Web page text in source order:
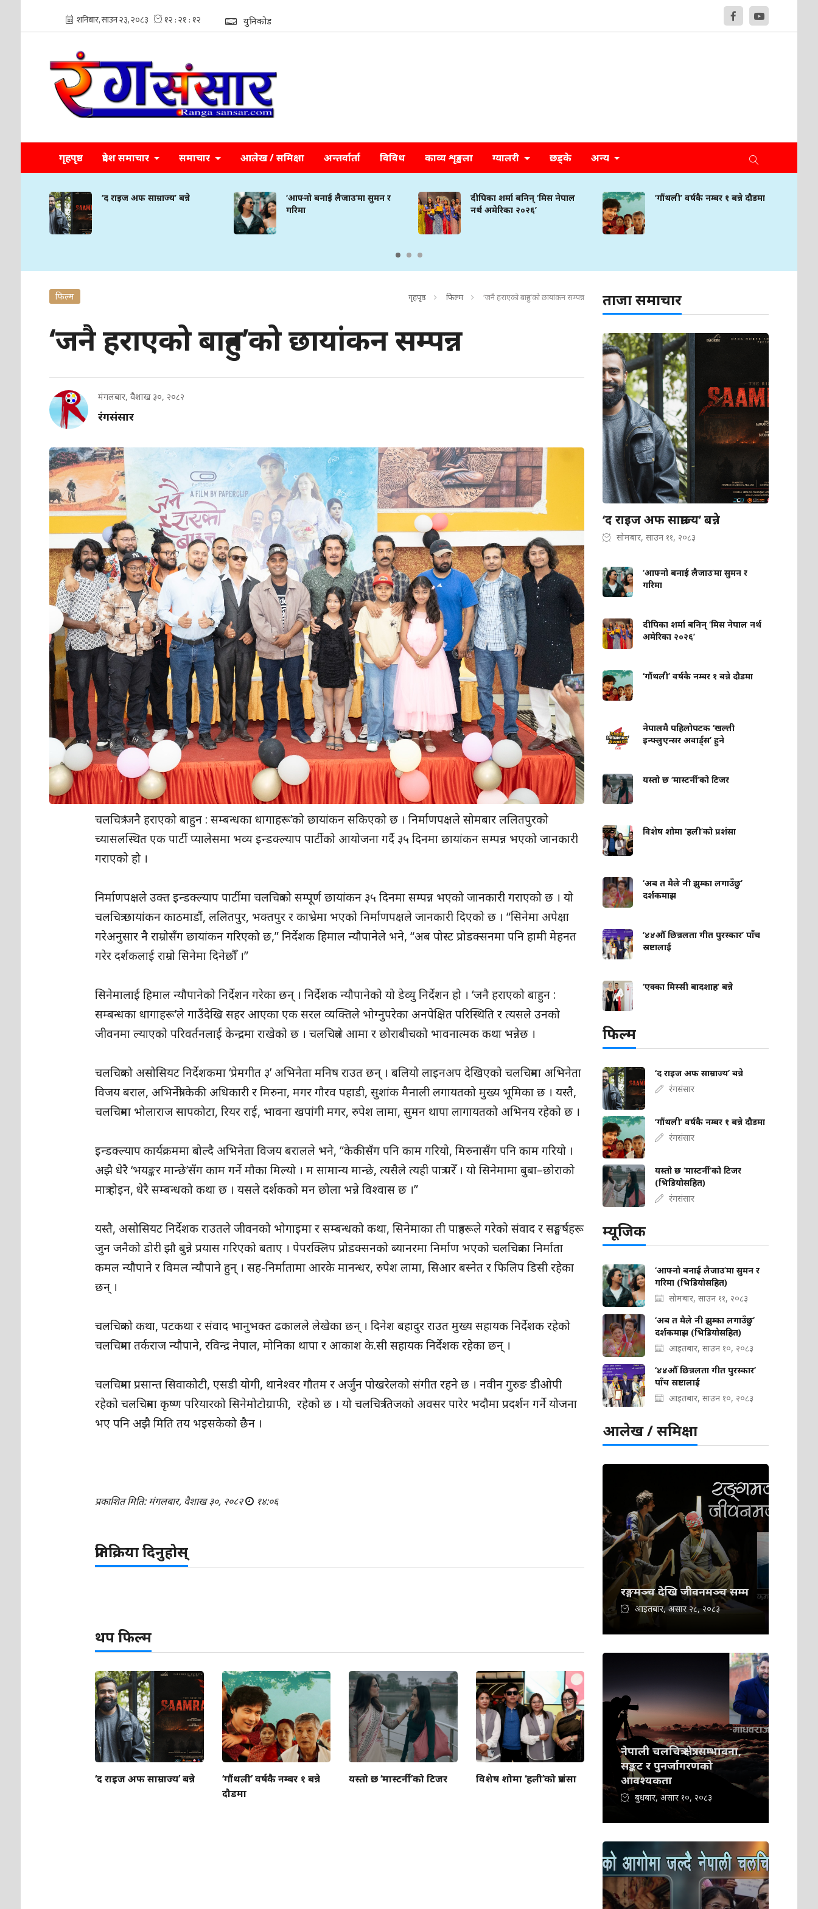
युनिकोड
गृहपृष्ठ प्रदेश समाचार समाचार आलेख / समिक्षा अन्तर्वार्ता विविध काव्य शृङ्खला ग्यालरी छड्के अन्य
‘द राइज अफ साम्राज्य’ बन्ने
‘आफ्नो बनाई लैजाउ’मा सुमन र
गरिमा
दीपिका शर्मा बनिन् ‘मिस नेपाल
नर्थ अमेरिका २०२६’
‘गौंथली’ वर्षकै नम्बर १ बन्ने दौडमा
फिल्म गृहपृष्ठ फिल्म ‘जनै हराएको बाहुन’को छायांकन सम्पन्न
‘जनै हराएको बाहुन’को छायांकन सम्पन्न
मंगलबार, वैशाख ३०, २०८२
रंगसंसार
चलचित्र ‘जनै हराएको बाहुन : सम्बन्धका धागाहरू’को छायांकन सकिएको छ । निर्माणपक्षले सोमबार ललितपुरको
च्यासलस्थित एक पार्टी प्यालेसमा भव्य इन्डक्ल्याप पार्टीको आयोजना गर्दै ३५ दिनमा छायांकन सम्पन्न भएको जानकारी
गराएको हो ।
निर्माणपक्षले उक्त इन्डक्ल्याप पार्टीमा चलचित्रको सम्पूर्ण छायांकन ३५ दिनमा सम्पन्न भएको जानकारी गराएको छ । यो
चलचित्र छायांकन काठमाडौं, ललितपुर, भक्तपुर र काभ्रेमा भएको निर्माणपक्षले जानकारी दिएको छ । “सिनेमा अपेक्षा
गरेअनुसार नै राम्रोसँग छायांकन गरिएको छ,” निर्देशक हिमाल न्यौपानेले भने, “अब पोस्ट प्रोडक्सनमा पनि हामी मेहनत
गरेर दर्शकलाई राम्रो सिनेमा दिनेछौँ ।”
सिनेमालाई हिमाल न्यौपानेको निर्देशन गरेका छन् । निर्देशक न्यौपानेको यो डेव्यु निर्देशन हो । ‘जनै हराएको बाहुन :
सम्बन्धका धागाहरू’ले गाउँदेखि सहर आएका एक सरल व्यक्तिले भोग्नुपरेका अनपेक्षित परिस्थिति र त्यसले उनको
जीवनमा ल्याएको परिवर्तनलाई केन्द्रमा राखेको छ । चलचित्रले आमा र छोराबीचको भावनात्मक कथा भन्नेछ ।
चलचित्रको असोसियट निर्देशकमा ‘प्रेमगीत ३’ अभिनेता मनिष राउत छन् । बलियो लाइनअप देखिएको चलचित्रमा अभिनेता
विजय बराल, अभिनेत्री केकी अधिकारी र मिरुना, मगर गौरव पहाडी, सुशांक मैनाली लगायतको मुख्य भूमिका छ । यस्तै,
चलचित्रमा भोलाराज सापकोटा, रियर राई, भावना खपांगी मगर, रुपेश लामा, सुमन थापा लागायतको अभिनय रहेको छ ।
इन्डक्ल्याप कार्यक्रममा बोल्दै अभिनेता विजय बरालले भने, “केकीसँग पनि काम गरियो, मिरुनासँग पनि काम गरियो ।
अझै धेरै ‘भयङ्कर मान्छे’सँग काम गर्ने मौका मिल्यो । म सामान्य मान्छे, त्यसैले त्यही पात्र परेँ । यो सिनेमामा बुबा–छोराको
मात्र होइन, धेरै सम्बन्धको कथा छ । यसले दर्शकको मन छोला भन्ने विश्वास छ ।”
यस्तै, असोसियट निर्देशक राउतले जीवनको भोगाइमा र सम्बन्धको कथा, सिनेमाका ती पात्रहरूले गरेको संवाद र सङ्घर्षहरू
जुन जनैको डोरी झौ बुन्ने प्रयास गरिएको बताए । पेपरक्लिप प्रोडक्सनको ब्यानरमा निर्माण भएको चलचित्रका निर्माता
कमल न्यौपाने र विमल न्यौपाने हुन् । सह-निर्मातामा आरके मानन्धर, रुपेश लामा, सिआर बस्नेत र फिलिप डिसी रहेका
छन् ।
चलचित्रको कथा, पटकथा र संवाद भानुभक्त ढकालले लेखेका छन् । दिनेश बहादुर राउत मुख्य सहायक निर्देशक रहेको
चलचित्रमा तर्कराज न्यौपाने, रविन्द्र नेपाल, मोनिका थापा र आकाश के.सी सहायक निर्देशक रहेका छन् ।
चलचित्रमा प्रसान्त सिवाकोटी, एसडी योगी, थानेश्वर गौतम र अर्जुन पोखरेलको संगीत रहने छ । नवीन गुरुङ डीओपी
रहेको चलचित्रमा कृष्ण परियारको सिनेमोटोग्राफी, रहेको छ । यो चलचित्र तिजको अवसर पारेर भदौमा प्रदर्शन गर्ने योजना
भए पनि अझै मिति तय भइसकेको छैन ।
प्रकाशित मिति: मंगलबार, वैशाख ३०, २०८२ १४:०६
प्रतिक्रिया दिनुहोस्
थप फिल्म
‘द राइज अफ साम्राज्य’ बन्ने
‘गौंथली’ वर्षकै नम्बर १ बन्ने
दौडमा
यस्तो छ ‘मास्टर्नी’को टिजर विशेष शोमा ‘हली’को प्रशंसा
ताजा समाचार
‘द राइज अफ साम्राज्य’ बन्ने
सोमबार, साउन ११, २०८३
‘आफ्नो बनाई लैजाउ’मा सुमन र
गरिमा
दीपिका शर्मा बनिन् ‘मिस नेपाल नर्थ
अमेरिका २०२६’
‘गौंथली’ वर्षकै नम्बर १ बन्ने दौडमा
नेपालमै पहिलोपटक ‘खल्ती
इन्फ्लुएन्सर अवार्ड्स’ हुने
यस्तो छ ‘मास्टर्नी’को टिजर
विशेष शोमा ‘हली’को प्रशंसा
‘अब त मैले नी झुम्का लगाउँछु’
दर्शकमाझ
‘४४औँ छिन्नलता गीत पुरस्कार’ पाँच
स्रष्टालाई
‘एक्का मिस्सी बादशाह’ बन्ने
फिल्म
‘द राइज अफ साम्राज्य’ बन्ने
रंगसंसार
‘गौंथली’ वर्षकै नम्बर १ बन्ने दौडमा
रंगसंसार
यस्तो छ ‘मास्टर्नी’को टिजर
(भिडियोसहित)
रंगसंसार
म्यूजिक
‘आफ्नो बनाई लैजाउ’मा सुमन र
गरिमा (भिडियोसहित)
सोमबार, साउन ११, २०८३
‘अब त मैले नी झुम्का लगाउँछु’
दर्शकमाझ (भिडियोसहित)
आइतबार, साउन १०, २०८३
‘४४औँ छिन्नलता गीत पुरस्कार’
पाँच स्रष्टालाई
आइतबार, साउन १०, २०८३
आलेख / समिक्षा
रङ्गमञ्च देखि जीवनमञ्च सम्म
आइतबार, असार २८, २०८३
नेपाली चलचित्र क्षेत्र: सम्भावना,
सङ्कट र पुनर्जागरणको
आवश्यकता
बुधबार, असार १०, २०८३